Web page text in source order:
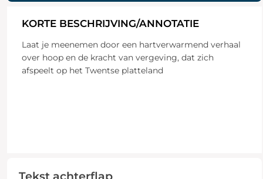
KORTE BESCHRIJVING/ANNOTATIE
Laat je meenemen door een hartverwarmend verhaal
over hoop en de kracht van vergeving, dat zich
afspeelt op het Twentse platteland